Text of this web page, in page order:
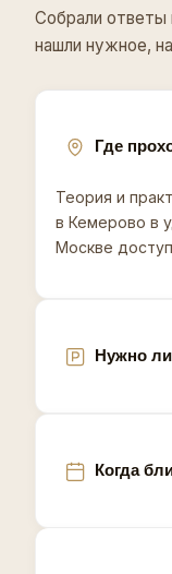
Собрали ответы
нашли нужное,
Где
Теория и
в Кемерово в
Москве
Нужно
Когда
аппараты,
безопасность
старта.
Кемерово как
не
и